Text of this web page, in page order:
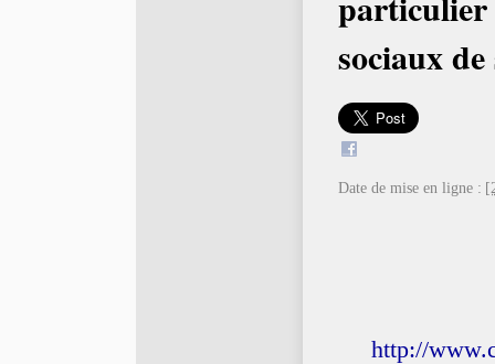
sociaux de
Date de mise en ligne :
http://